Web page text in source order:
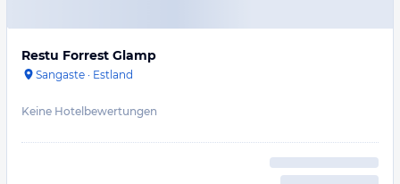
Restu Forrest Glamp
Sangaste · Estland
Keine Hotelbewertungen